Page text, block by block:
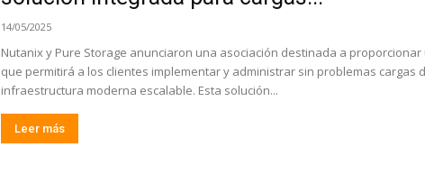
14/05/2025
Nutanix y Pure Storage anunciaron una asociación destinada a
que permitirá a los clientes implementar y administrar sin problemas cargas
infraestructura moderna escalable. Esta solución...
Leer más